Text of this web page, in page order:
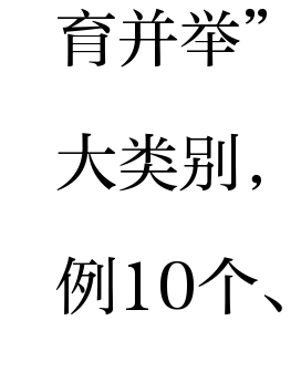
育并举
大类别
例10个